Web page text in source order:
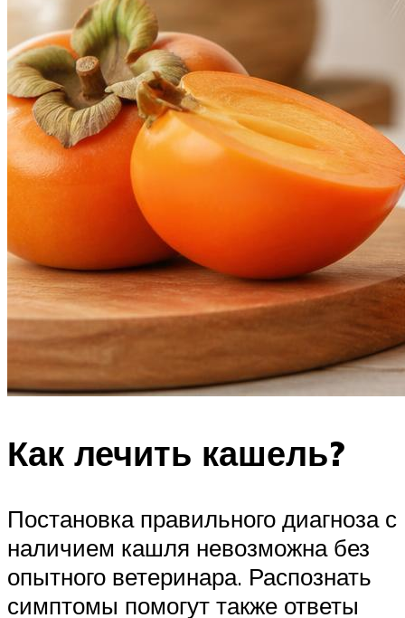
Как лечить кашель?
Постановка правильного диагноза с
наличием кашля невозможна без
опытного ветеринара. Распознать
симптомы помогут также ответы